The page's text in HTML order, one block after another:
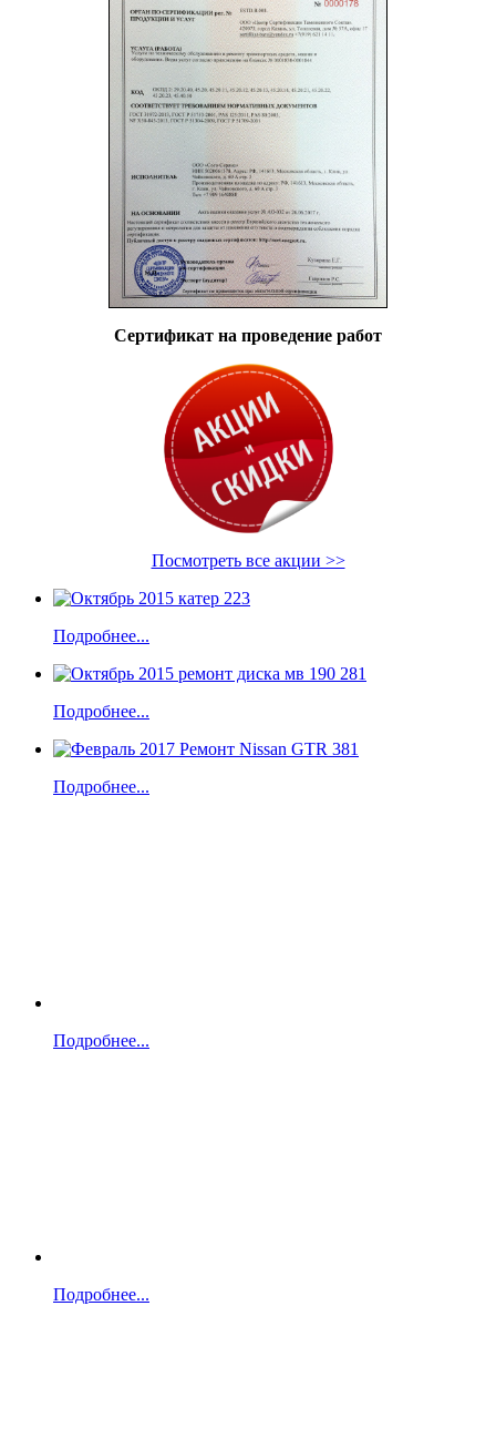
Сертификат на проведение работ
Посмотреть все акции >>
Подробнее...
Подробнее...
Подробнее...
Подробнее...
Подробнее...